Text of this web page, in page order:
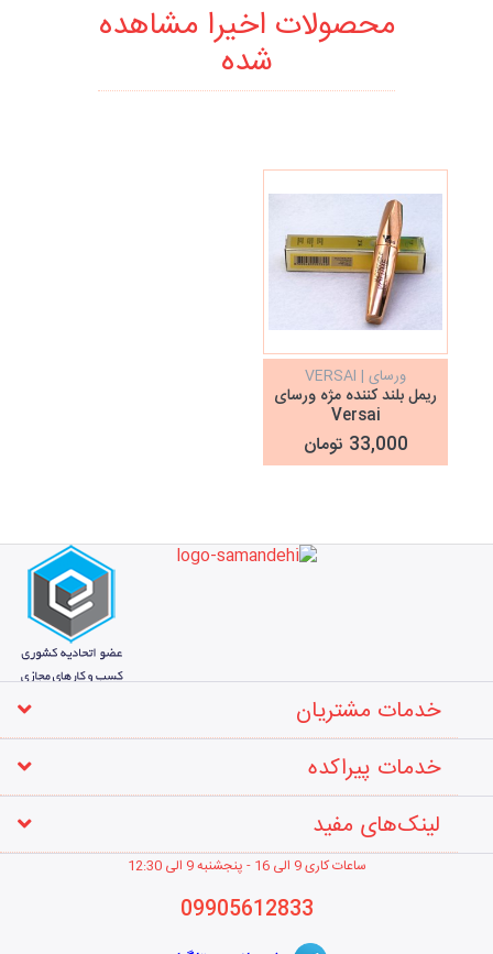
محصولات اخیرا مشاهده
شده
ورسای | VERSAI
ریمل بلند کننده مژه ورسای
Versai
33,000 تومان
خدمات مشتریان
خدمات پیراکده
لینک‌های مفید
ساعات کاری 9 الی 16 - پنجشنبه 9 الی 12 :30
09905612833